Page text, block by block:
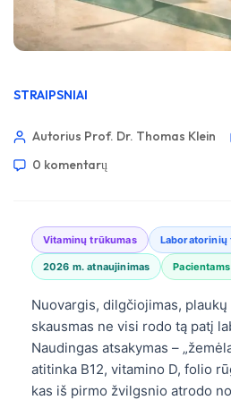
STRAIPSNIAI
Autorius Prof. Dr. Thomas Klein
0 komentarų
Vitaminų trūkumas
2026 m. atnaujinimas
Nuovargis, dilgčiojimas,
skausmas ne visi rodo tą patį
Naudingas atsakymas –
atitinka B12, vitamino D, folio
kas iš pirmo žvilgsnio atrodo